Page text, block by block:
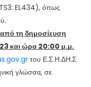
3: EL434), όπως
από τη δημοσίευση
και ώρα 20:00 μ.μ.
του Ε.Σ.Η.ΔΗ.Σ
γλώσσα, σε